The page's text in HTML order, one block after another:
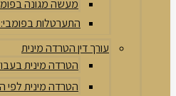
מעשה מגונה
התערטלות בפומבי:
עורך דין הטרדה מינית
הטרדה מינית
הטרדה מינית לפי